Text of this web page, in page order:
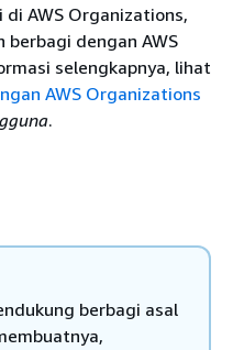
AWS Organizations,
dengan AWS
selengkapnya, lihat
AWS Organizations
.
berbagi asal